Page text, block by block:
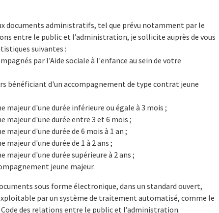
documents administratifs, tel que prévu notamment par le
entre le public et l’administration, je sollicite auprès de vous
suivantes :
par l'Aide sociale à l'enfance au sein de votre
bénéficiant d'un accompagnement de type contrat jeune
majeur d'une durée inférieure ou égale à 3 mois ;
majeur d'une durée entre 3 et 6 mois ;
majeur d'une durée de 6 mois à 1 an ;
d'une durée de 1 à 2 ans ;
majeur d'une durée supérieure à 2 ans ;
jeune majeur.
sous forme électronique, dans un standard ouvert,
par un système de traitement automatisé, comme le
des relations entre le public et l’administration.